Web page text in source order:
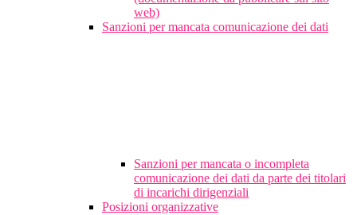
web)
Sanzioni per mancata comunicazione dei dati
Sanzioni per mancata o incompleta
comunicazione dei dati da parte dei titolari
di incarichi dirigenziali
Posizioni organizzative